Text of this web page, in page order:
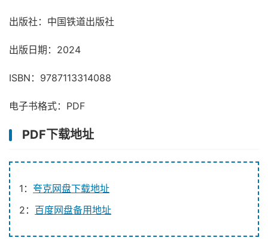
出版社：中国铁道出版社
出版日期：2024
ISBN：9787113314088
电子书格式：PDF
PDF下载地址
1： 夸克网盘下载地址
2： 百度网盘备用地址